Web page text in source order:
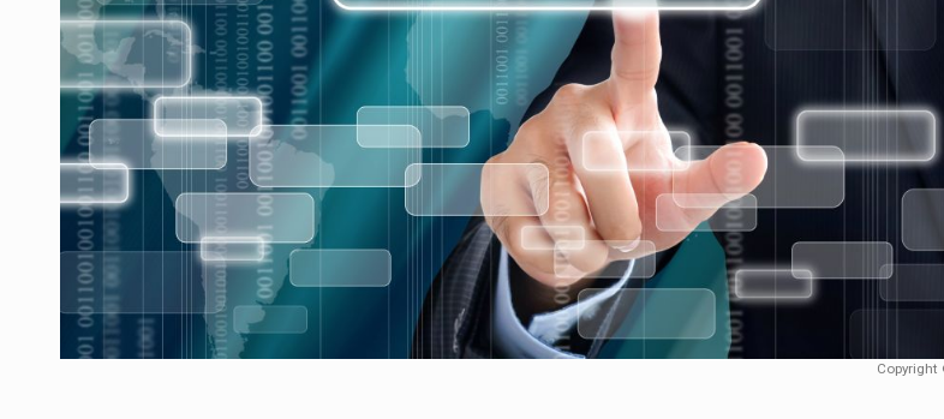
INTERVIURI CU BATERIILE PERMANENT INCARCATE
INTERVIURI PUTTING ROMANIAN CORPORATE COMPANIES ON THE INTERNATIONAL BUSINESS SCENE
INTERVIURI OUR EDGE WILL COME FROM BEING THE MOST DIGITALIZED WHOLESALER IN ROMANIA
INTERVIURI COFFEE IS OUR LOVE LANGUAGE
STIRI Hard Enduro Piatra Craiului 2026, fueled by benzinariile RO concept OSCAR – peste 500 de
STIRI Fondul de investitii BoldMind si echipa de management a Pall-Ex, liderul pietei de transport
STIRI RANGE ROVER DEZVALUIE AL CINCILEA MEMBRU AL FAMILIEI: RANGE ROVER GT